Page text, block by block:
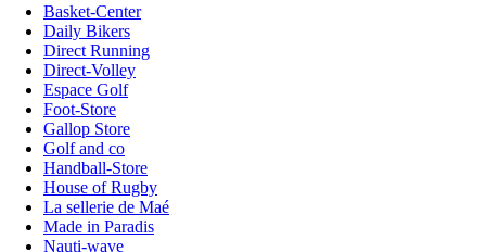
Basket-Center
Daily Bikers
Direct Running
Direct-Volley
Espace Golf
Foot-Store
Gallop Store
Golf and co
Handball-Store
House of Rugby
La sellerie de Maé
Made in Paradis
Nauti-wave